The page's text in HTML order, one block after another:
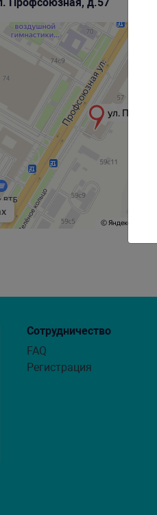
Сотрудничество
FAQ
Регистрация